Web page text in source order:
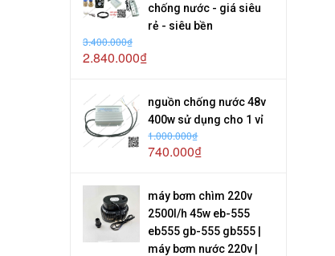
chống nước - giá siêu
rẻ - siêu bền
3.400.000₫
2.840.000₫
nguồn chống nước 48v
400w sử dụng cho 1 vỉ
1.000.000₫
740.000₫
máy bơm chìm 220v
2500l/h 45w eb-555
eb555 gb-555 gb555 |
máy bơm nước 220v |